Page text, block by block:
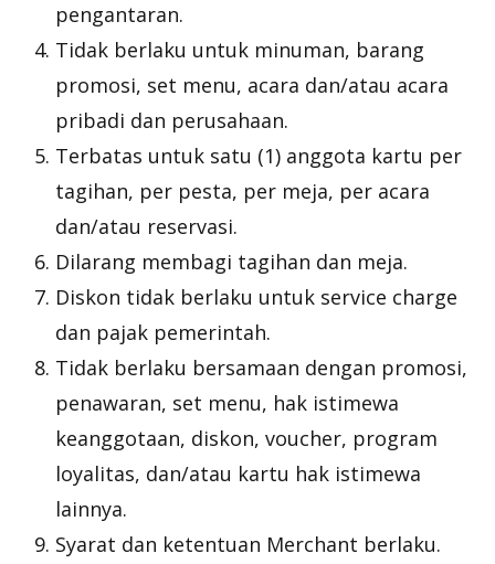
pengantaran.
Tidak berlaku untuk minuman, barang
promosi, set menu, acara dan/atau acara
pribadi dan perusahaan.
Terbatas untuk satu (1) anggota kartu per
tagihan, per pesta, per meja, per acara
dan/atau reservasi.
Dilarang membagi tagihan dan meja.
Diskon tidak berlaku untuk service charge
dan pajak pemerintah.
Tidak berlaku bersamaan dengan promosi,
penawaran, set menu, hak istimewa
keanggotaan, diskon, voucher, program
loyalitas, dan/atau kartu hak istimewa
lainnya.
Syarat dan ketentuan Merchant berlaku.